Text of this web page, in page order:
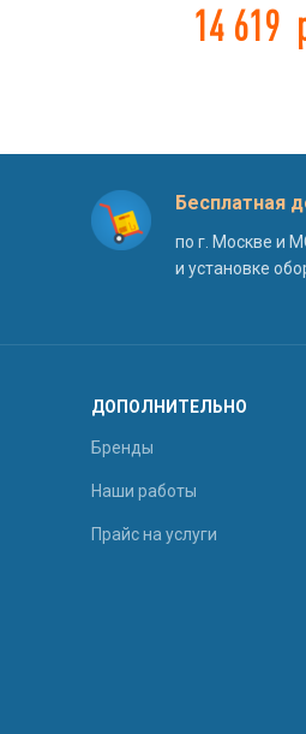
14 619
Бесплатная
по г. Москве и
и установке
ДОПОЛНИТЕЛЬНО
Бренды
Наши работы
Прайс на услуги